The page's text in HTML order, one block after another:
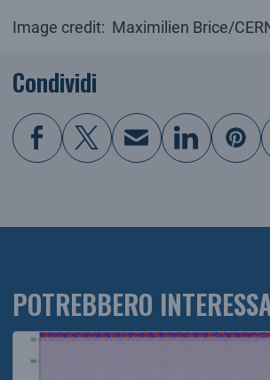
Image credit: Maximilien Brice/
Condividi
POTREBBERO